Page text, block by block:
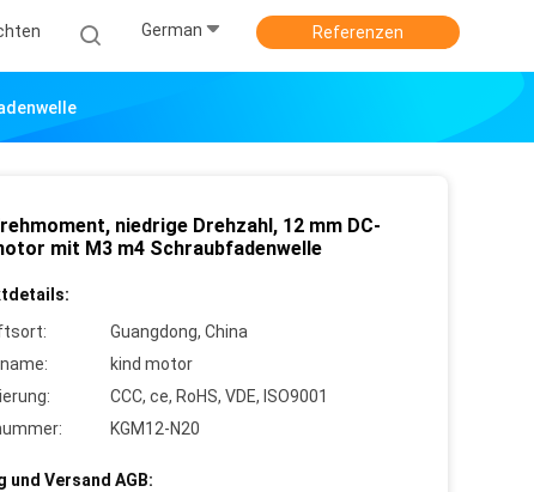
German Referenzen
niedrige Drehzahl, 12 mm DC-
mit M3 m4 Schraubfadenwelle
Guangdong, China
kind motor
CCC, ce, RoHS, VDE, ISO9001
KGM12-N20
und Versand AGB: